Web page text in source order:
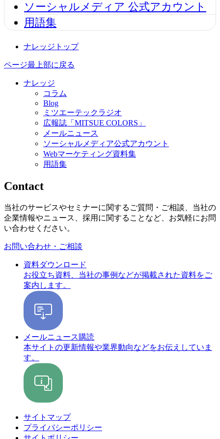
ソーシャルメディア 公式アカウント
用語集
ナレッジトップ
ページ最上部に戻る
ナレッジ
コラム
Blog
ミツエーテックラジオ
広報誌「MITSUE COLORS」
メールニュース
ソーシャルメディア公式アカウント
Webマーケティング資料集
用語集
Contact
当社のサービスやセミナーに関するご質問・ご相談、当社の
企業情報やニュース、採用に関することなど、お気軽にお問
い合わせください。
お問い合わせ・ご相談
資料ダウンロード
お役立ち資料、当社の事例などが掲載された資料をご
案内します。
メールニュース購読
本サイトの更新情報や業界動向などをお伝えしていま
す。
サイトマップ
プライバシーポリシー